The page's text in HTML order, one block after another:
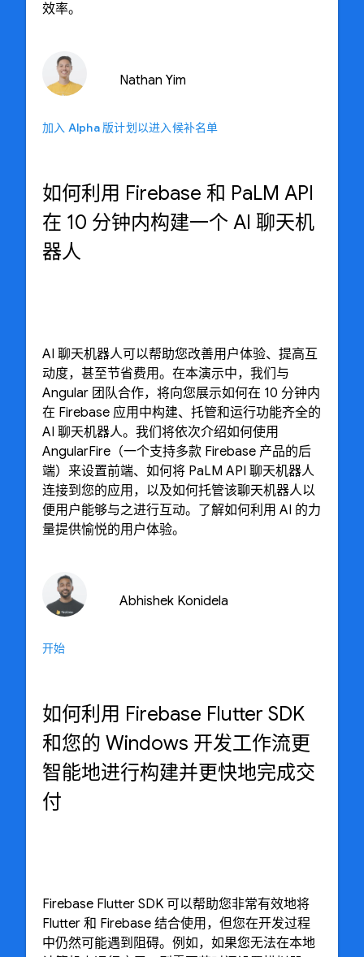
效率。
Nathan Yim
加入 Alpha 版计划以进入候补名单
如何利用 Firebase 和 PaLM API
在 10 分钟内构建一个 AI 聊天机
器人
AI 聊天机器人可以帮助您改善用户体验、提高互
动度，甚至节省费用。在本演示中，我们与
Angular 团队合作，将向您展示如何在 10 分钟内
在 Firebase 应用中构建、托管和运行功能齐全的
AI 聊天机器人。我们将依次介绍如何使用
AngularFire（一个支持多款 Firebase 产品的后
端）来设置前端、如何将 PaLM API 聊天机器人
连接到您的应用，以及如何托管该聊天机器人以
便用户能够与之进行互动。了解如何利用 AI 的力
量提供愉悦的用户体验。
Abhishek Konidela
开始
如何利用 Firebase Flutter SDK
和您的 Windows 开发工作流更
智能地进行构建并更快地完成交
付
Firebase Flutter SDK 可以帮助您非常有效地将
Flutter 和 Firebase 结合使用，但您在开发过程
中仍然可能遇到阻碍。例如，如果您无法在本地